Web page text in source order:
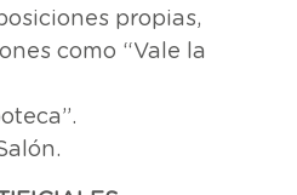
propias,
como “Vale la